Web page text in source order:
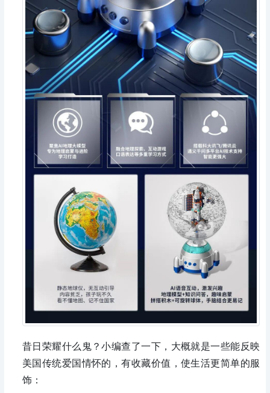
昔日荣耀什么鬼？小编查了一下，大概就是一些能反映
美国传统爱国情怀的，有收藏价值，使生活更简单的服
饰：